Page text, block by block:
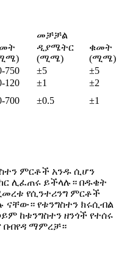
መቻቻል
ዲያሜትር
(ሚሜ)
ቁመት
(ሚሜ)
750 ±5
±5
120 ±1
±2
700 ±0.5 ±1
ምርቶች አንዱ ሲሆን
ሊፈጠሩ ይችላሉ። በዱቄት
የሲንተሪንግ ምርቶች
የቱንግስተን ክሩሲብል
ከቱንግስተን ዘንጎች የተሰሩ
በብየዳ ማምረቻ።